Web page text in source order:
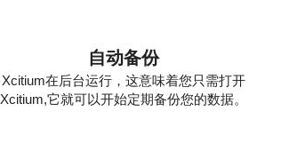
自动备份
Xcitium在后台运行，这意味着您只需打开
Xcitium,它就可以开始定期备份您的数据。